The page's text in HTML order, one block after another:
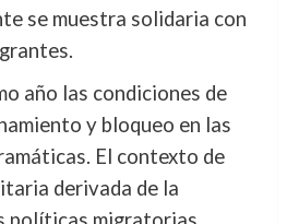
se muestra solidaria con
año las condiciones de
y bloqueo en las
El contexto de
derivada de la